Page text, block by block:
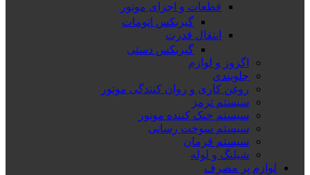
قطعات و اجزای موتور
گیربکس اتومات
انتقال قدرت
گیربکس دستی
اگزوز و لوازم
جلوبندی
روغن کاری و روان کنندگی موتور
سیستم ترمز
سیستم خنک کننده موتور
سیستم سوخت رسانی
سیستم فرمان
شیلنگ و لوله
لوازم پر مصرف